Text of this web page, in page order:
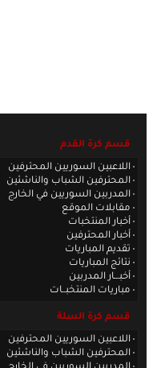
قسم كرة القدم
اللاعبين السوريين المحترفين
المحترفين الشباب والناشئين
المدربين السوريين في الخارج
مقابلات الموقع
أخبار المنتخبات
أخبار المحترفين
تقديم المباريات
نتائج المباريات
أخبـــار المدربين
مباريات المنتخبــات
قسم كرة السلة
اللاعبين السوريين المحترفين
المحترفين الشباب والناشئين